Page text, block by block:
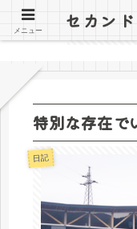
〜山田
特別な存在で
日記
メニュー セカン